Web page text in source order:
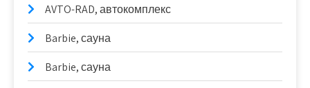
AVTO-RAD, автокомплекс
Barbie, сауна
Barbie, сауна